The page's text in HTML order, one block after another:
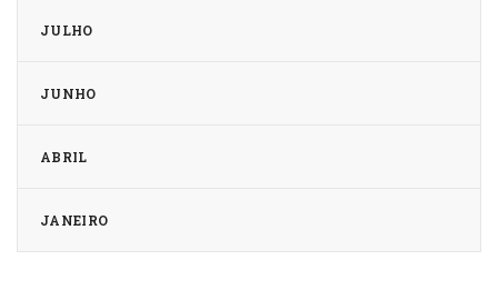
JULHO
JUNHO
ABRIL
JANEIRO